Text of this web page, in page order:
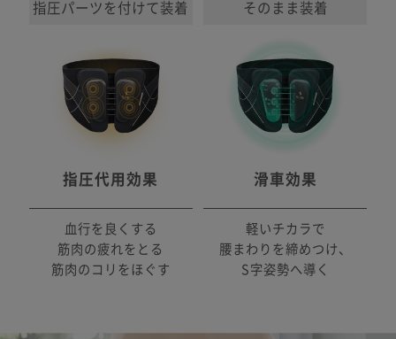
指圧パーツを付けて装着
指圧代用効果
血行を良くする
筋肉の疲れをとる
筋肉のコリをほぐす
そのまま装着
滑車効果
軽いチカラで
腰まわりを締めつけ、
S字姿勢へ導く